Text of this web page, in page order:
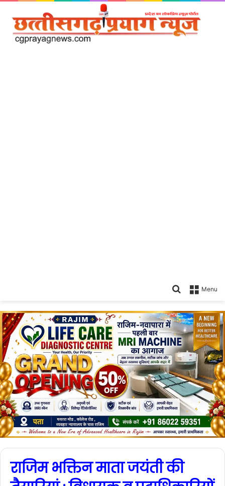
Menu
Search
राजिम भक्तिन माता जयंती की